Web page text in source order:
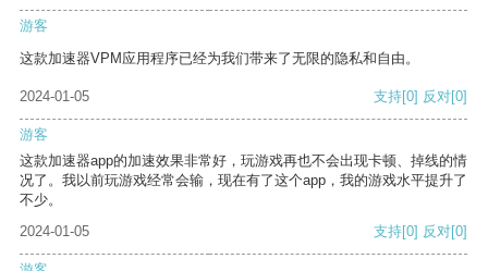
游客
这款加速器VPM应用程序已经为我们带来了无限的隐私和自由。
2024-01-05 支持[0] 反对[0]
游客
这款加速器app的加速效果非常好，玩游戏再也不会出现卡顿、掉线的情
况了。我以前玩游戏经常会输，现在有了这个app，我的游戏水平提升了
不少。
2024-01-05
支持[0] 反对[0]